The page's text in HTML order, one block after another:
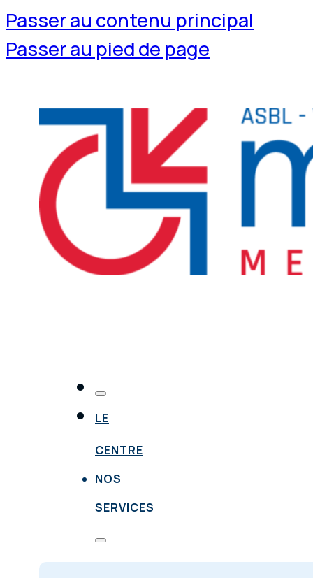
Passer au contenu principal
Passer au pied de page
LE
CENTRE
NOS
SERVICES